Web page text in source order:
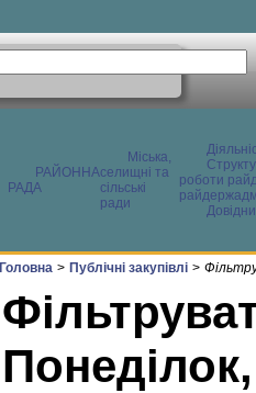
РАЙОННА
РАДА
Міська,
селищні та
сільські
ради
роботи
Головна > Публічні закупівлі >